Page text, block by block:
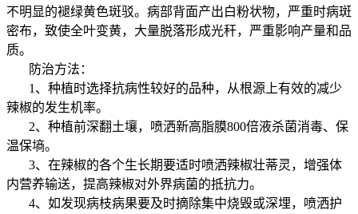
不明显的褪绿黄色斑驳。病部背面产出白粉状物，严重时病斑
密布，致使全叶变黄，大量脱落形成光秆，严重影响产量和品
质。
防治方法：
1、种植时选择抗病性较好的品种，从根源上有效的减少
辣椒的发生机率。
2、种植前深翻土壤，喷洒新高脂膜800倍液杀菌消毒、保
温保墒。
3、在辣椒的各个生长期要适时喷洒辣椒壮蒂灵，增强体
内营养输送，提高辣椒对外界病菌的抵抗力。
4、如发现病枝病果要及时摘除集中烧毁或深埋，喷洒护